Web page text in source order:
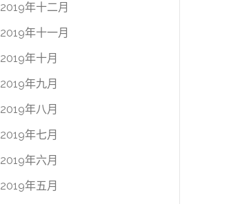
2019年十二月
2019年十一月
2019年十月
2019年九月
2019年八月
2019年七月
2019年六月
2019年五月